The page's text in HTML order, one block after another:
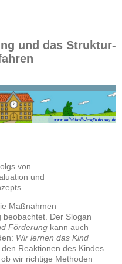
und das Struktur-
www.individuelle-lernförderung.de
von
und
Maßnahmen
Der Slogan
Förderung kann auch
Wir lernen das Kind
den Reaktionen des Kindes
wir richtige Methoden